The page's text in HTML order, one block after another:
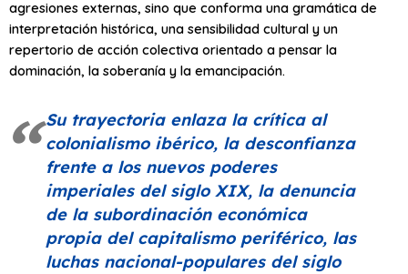
agresiones externas, sino que conforma una gramática de
interpretación histórica, una sensibilidad cultural y un
repertorio de acción colectiva orientado a pensar la
dominación, la soberanía y la emancipación.
Su trayectoria enlaza la crítica al
colonialismo ibérico, la desconfianza
frente a los nuevos poderes
imperiales del siglo XIX, la denuncia
de la subordinación económica
propia del capitalismo periférico, las
luchas nacional-populares del siglo